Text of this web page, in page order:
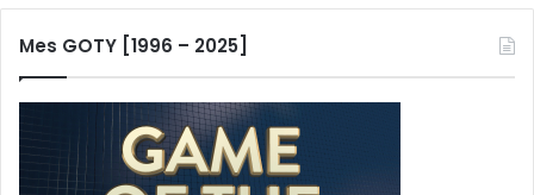
Mes GOTY [1996 – 2025]